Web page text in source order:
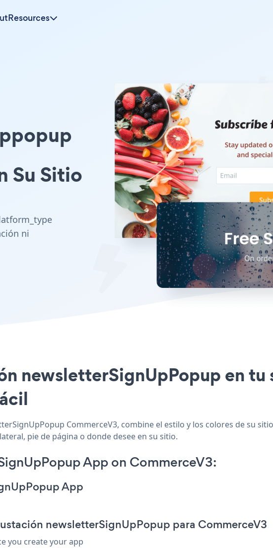
Resources
Su Sitio
ni
newsletterSignUpPopup en
CommerceV3, combine el estilo y los colores de su
pie de página o donde desee en su sitio.
App on CommerceV3:
App
newsletterSignUpPopup para CommerceV3
you create your app